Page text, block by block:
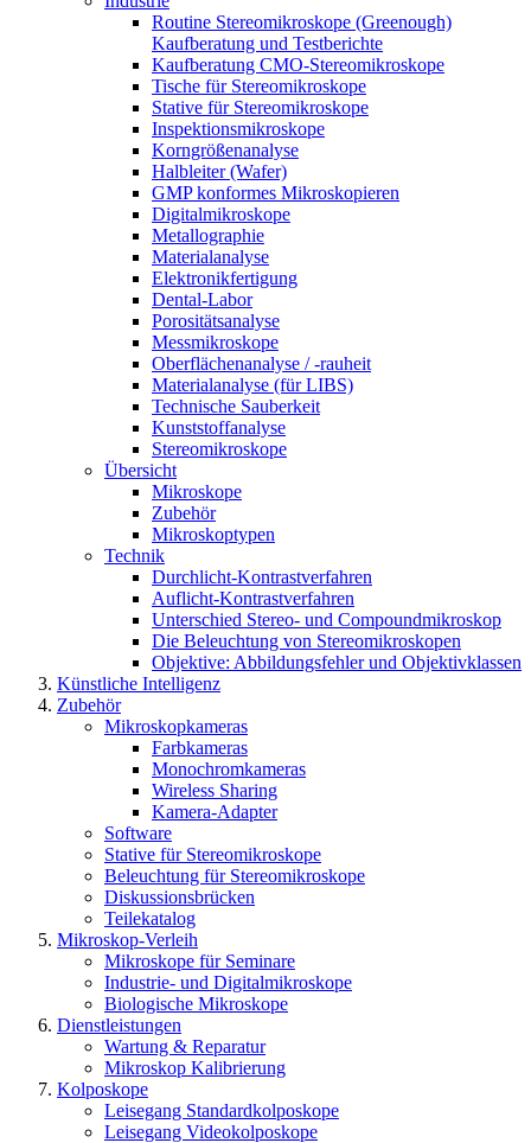
Routine Stereomikroskope (Greenough)
Kaufberatung und Testberichte
Kaufberatung CMO-Stereomikroskope
Tische für Stereomikroskope
Stative für Stereomikroskope
Inspektionsmikroskope
Korngrößenanalyse
Halbleiter (Wafer)
GMP konformes Mikroskopieren
Digitalmikroskope
Metallographie
Materialanalyse
Elektronikfertigung
Dental-Labor
Porositätsanalyse
Messmikroskope
Oberflächenanalyse / -rauheit
Materialanalyse (für LIBS)
Technische Sauberkeit
Kunststoffanalyse
Stereomikroskope
Übersicht
Mikroskope
Zubehör
Mikroskoptypen
Technik
Durchlicht-Kontrastverfahren
Auflicht-Kontrastverfahren
Unterschied Stereo- und Compoundmikroskop
Die Beleuchtung von Stereomikroskopen
Objektive: Abbildungsfehler und Objektivklassen
Künstliche Intelligenz
Zubehör
Mikroskopkameras
Farbkameras
Monochromkameras
Wireless Sharing
Kamera-Adapter
Software
Stative für Stereomikroskope
Beleuchtung für Stereomikroskope
Diskussionsbrücken
Teilekatalog
Mikroskop-Verleih
Mikroskope für Seminare
Industrie- und Digitalmikroskope
Biologische Mikroskope
Dienstleistungen
Wartung & Reparatur
Mikroskop Kalibrierung
Kolposkope
Leisegang Standardkolposkope
Leisegang Videokolposkope